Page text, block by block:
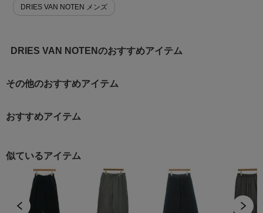
DRIES VAN NOTEN メンズ
DRIES VAN NOTENのおすすめアイテム
その他のおすすめアイテム
おすすめアイテム